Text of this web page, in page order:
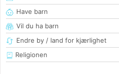
Have barn
Vil du ha barn
Endre by / land for kjærlighet
Religionen